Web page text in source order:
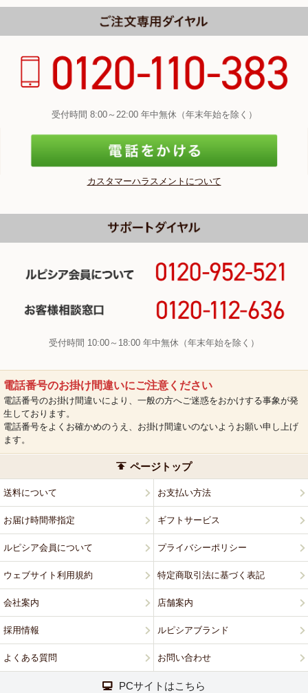
受付時間 8:00～22:00 年中無休（年末年始を除く）
カスタマーハラスメントについて
受付時間 10:00～18:00 年中無休（年末年始を除く）
電話番号のお掛け間違いにご注意ください
電話番号のお掛け間違いにより、一般の方へご迷惑をおかけする事象が発
生しております。
電話番号をよくお確かめのうえ、お掛け間違いのないようお願い申し上げ
ます。
ページトップ
送料について お支払い方法
お届け時間帯指定 ギフトサービス
ルピシア会員について プライバシーポリシー
ウェブサイト利用規約 特定商取引法に基づく表記
会社案内 店舗案内
採用情報 ルピシアブランド
よくある質問 お問い合わせ
PCサイトはこちら